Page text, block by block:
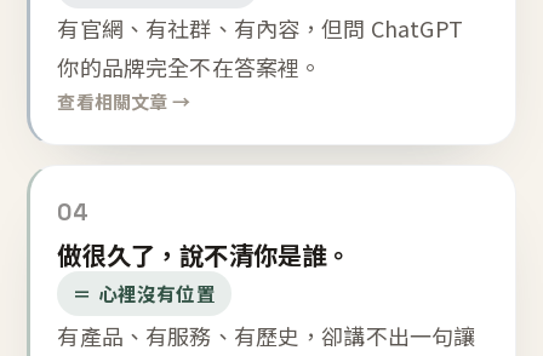
有官網、有社群、有內容，但問 ChatGPT
你的品牌完全不在答案裡。
查看相關文章 →
04
做很久了，說不清你是誰。
＝ 心裡沒有位置
有產品、有服務、有歷史，卻講不出一句讓